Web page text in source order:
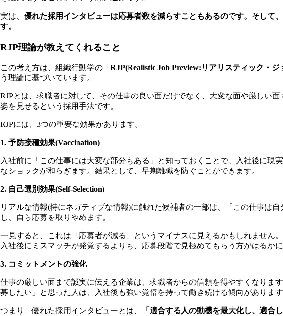
実は、 優れた採用インタビューは応募者数を減らすこともあるのです。そして
す。
RJP理論が教えてくれること
この考え方は、組織行動学の「 RJP(Realistic Job Preview:リアリスティック・
う理論に基づいています。
RJPとは、求職者に対して、その仕事の良い面だけでなく、大変な面や厳しい
姿を見せるという採用手法です。
RJPには、3つの重要な効果があります。
1. 予防接種効果(Vaccination)
入社前に「この仕事には大変な部分もある」と知っておくことで、入社後に現
なショックが和らぎます。結果として、早期離職を防ぐことができます。
2. 自己選別効果(Self-Selection)
リアルな情報(特にネガティブな情報)に触れた候補者の一部は、「この仕事は
し、自ら応募を取りやめます。
一見すると、これは「応募者が減る」というマイナスに見えるかもしれません
入社後にミスマッチが発覚するよりも、応募段階で見極めてもらう方がはるかに
3. コミットメントの強化
仕事の厳しい面まで誠実に伝える企業は、求職者からの信頼を得やすくなりま
募したい」と思った人は、入社後も強い覚悟を持って働き続ける傾向があります
つまり、優れた採用インタビューとは、
「適合する人の動機を最大化し、適合